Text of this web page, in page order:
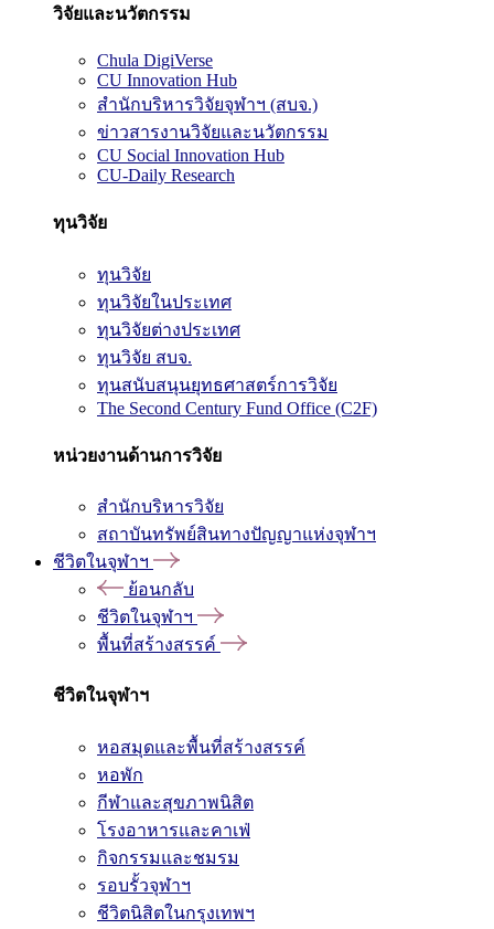
วิจัยและนวัตกรรม
Chula DigiVerse
CU Innovation Hub
สำนักบริหารวิจัยจุฬาฯ (สบจ.)
ข่าวสารงานวิจัยและนวัตกรรม
CU Social Innovation Hub
CU-Daily Research
ทุนวิจัย
ทุนวิจัย
ทุนวิจัยในประเทศ
ทุนวิจัยต่างประเทศ
ทุนวิจัย สบจ.
ทุนสนับสนุนยุทธศาสตร์การวิจัย
The Second Century Fund Office (C2F)
หน่วยงานด้านการวิจัย
สำนักบริหารวิจัย
สถาบันทรัพย์สินทางปัญญาแห่งจุฬาฯ
ชีวิตในจุฬาฯ
ย้อนกลับ
ชีวิตในจุฬาฯ
พื้นที่สร้างสรรค์
ชีวิตในจุฬาฯ
หอสมุดและพื้นที่สร้างสรรค์
หอพัก
กีฬาและสุขภาพนิสิต
โรงอาหารและคาเฟ่
กิจกรรมและชมรม
รอบรั้วจุฬาฯ
ชีวิตนิสิตในกรุงเทพฯ